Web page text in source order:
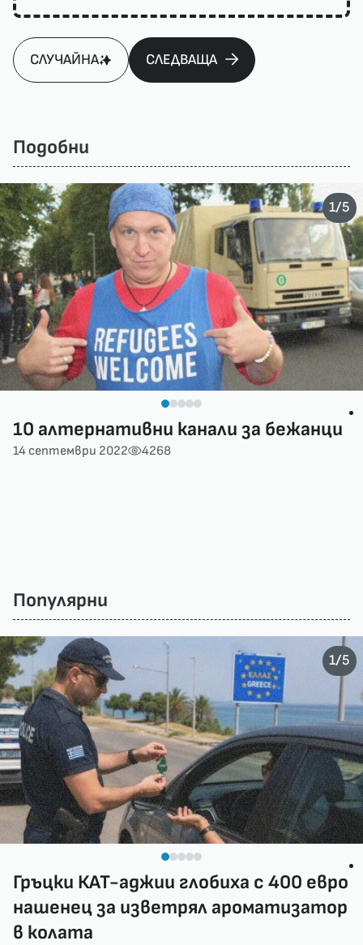
СЛУЧАЙНА СЛЕДВАЩА
Подобни
10 алтернативни канали за бежанци
14 септември 2022 4268
1/5
Популярни
Гръцки КАТ-аджии глобиха с 400 евро
нашенец за изветрял ароматизатор
в колата
1/5